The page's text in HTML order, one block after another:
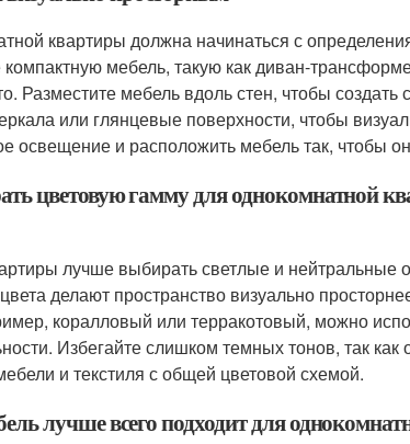
квартиры должна начинаться с
компактную мебель, такую как диван-
Разместите мебель вдоль стен, чтобы
или глянцевые поверхности, чтобы
освещение и расположить мебель так, чтобы
цветовую гамму для однокомнатной
лучше выбирать светлые и нейтральные
делают пространство визуально
коралловый или терракотовый, можно
Избегайте слишком темных тонов, так как
и текстиля с общей цветовой схемой.
лучше всего подходит для